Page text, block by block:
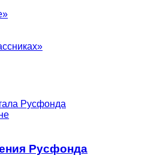
Русфонда
Русфонда